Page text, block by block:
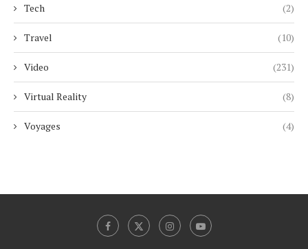
Tech (2)
Travel (10)
Video (231)
Virtual Reality (8)
Voyages (4)